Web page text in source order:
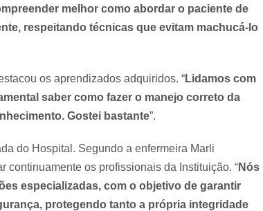
melhor como abordar o paciente de
respeitando técnicas que evitam machucá-lo
os aprendizados adquiridos. “Lidamos com
saber como fazer o manejo correto da
Gostei bastante”.
do Hospital. Segundo a enfermeira Marli
continuamente os profissionais da Instituição. “Nós
especializadas, com o objetivo de garantir
protegendo tanto a própria integridade